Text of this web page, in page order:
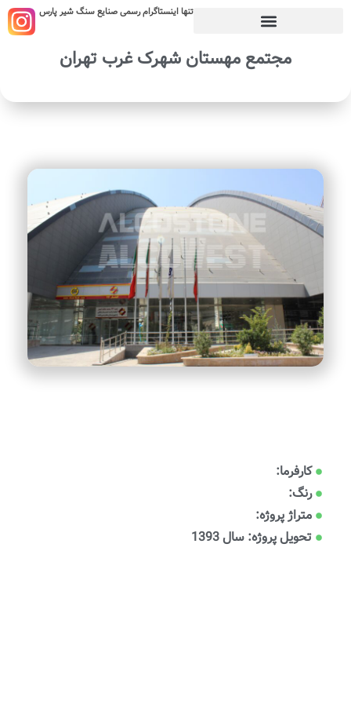
تنها اینستاگرام رسمی صنایع سنگ شیر پارس
مجتمع مهستان شهرک غرب تهران
کارفرما:
رنگ:
متراژ پروژه:
تحویل پروژه: سال 1393